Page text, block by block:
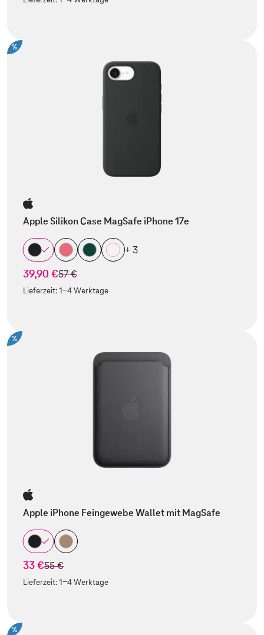
%
Apple Silikon Case MagSafe iPhone 17e
+ 3
39,90 €statt
57 €
Lieferzeit:1-4 Werktage
%
Apple iPhone Feingewebe Wallet mit MagSafe
33 €statt
55 €
Lieferzeit:1-4 Werktage
%